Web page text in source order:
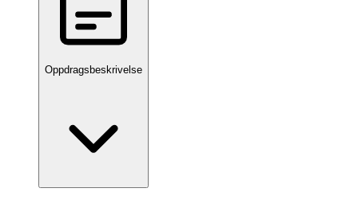
Oppdragsbeskrivelse